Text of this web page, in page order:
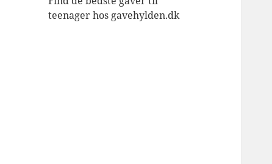
teenager hos gavehylden.dk